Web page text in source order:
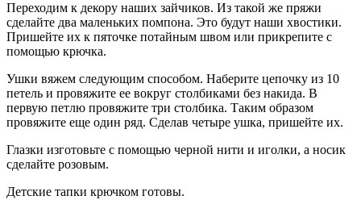
Переходим к декору наших зайчиков. Из такой же пряжи
сделайте два маленьких помпона. Это будут наши хвостики.
Пришейте их к пяточке потайным швом или прикрепите с
помощью крючка.
Ушки вяжем следующим способом. Наберите цепочку из 10
петель и провяжите ее вокруг столбиками без накида. В
первую петлю провяжите три столбика. Таким образом
провяжите еще один ряд. Сделав четыре ушка, пришейте их.
Глазки изготовьте с помощью черной нити и иголки, а носик
сделайте розовым.
Детские тапки крючком готовы.